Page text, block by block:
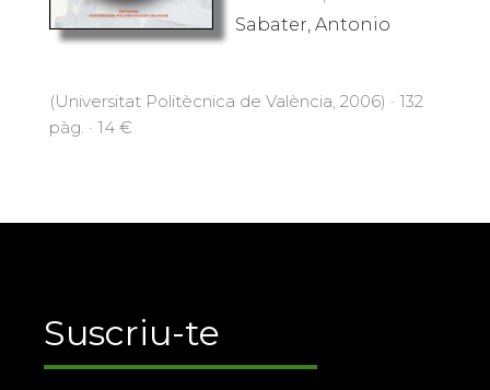
Sabater, Antonio
(Universitat Politècnica de València, 2006) · 132
pàg. · 14 €
Suscriu-te